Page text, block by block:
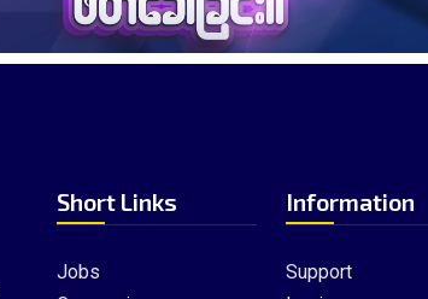
Short Links
Jobs
Information
Support